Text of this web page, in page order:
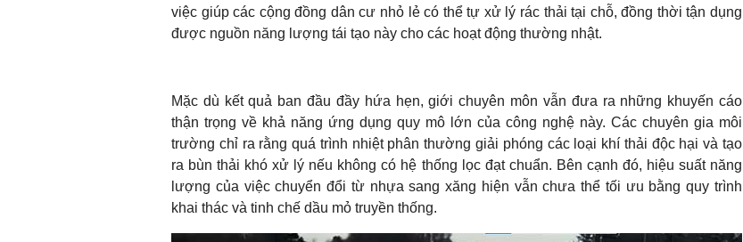
việc giúp các cộng đồng dân cư nhỏ lẻ có thể tự xử lý rác thải tại chỗ, đồng thời tận dụng
được nguồn năng lượng tái tạo này cho các hoạt động thường nhật.
Mặc dù kết quả ban đầu đầy hứa hẹn, giới chuyên môn vẫn đưa ra những khuyến cáo
thận trọng về khả năng ứng dụng quy mô lớn của công nghệ này. Các chuyên gia môi
trường chỉ ra rằng quá trình nhiệt phân thường giải phóng các loại khí thải độc hại và tạo
ra bùn thải khó xử lý nếu không có hệ thống lọc đạt chuẩn. Bên cạnh đó, hiệu suất năng
lượng của việc chuyển đổi từ nhựa sang xăng hiện vẫn chưa thể tối ưu bằng quy trình
khai thác và tinh chế dầu mỏ truyền thống.